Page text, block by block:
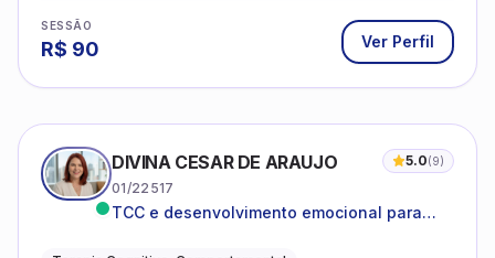
SESSÃO
R$ 90 Ver Perfil
DIVINA CESAR DE ARAUJO 5.0(9)
01/22517
TCC e desenvolvimento emocional para